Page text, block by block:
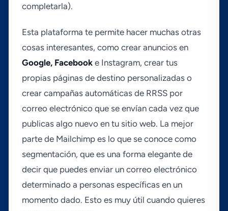
completarla).
Esta plataforma te permite hacer muchas otras
cosas interesantes, como crear anuncios en
Google, Facebooke Instagram, crear tus
propias páginas de destino personalizadas o
crear campañas automáticas de RRSS por
correo electrónico que se enví­an cada vez que
publicas algo nuevo en tu sitio web. La mejor
parte de Mailchimp es lo que se conoce como
segmentación, que es una forma elegante de
decir que puedes enviar un correo electrónico
determinado a personas especí­ficas en un
momento dado. Esto es muy útil cuando quieres